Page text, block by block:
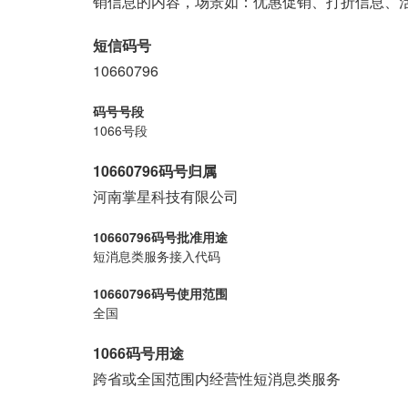
短信码号
10660796
码号号段
1066号段
10660796码号归属
河南掌星科技有限公司
10660796码号批准用途
短消息类服务接入代码
10660796码号使用范围
全国
1066码号用途
跨省或全国范围内经营性短消息类服务